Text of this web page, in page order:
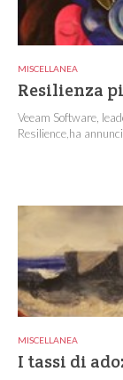
MISCELLANEA
Resilienza
Veeam Software,
Resilience,ha
MISCELLANEA
I tassi di